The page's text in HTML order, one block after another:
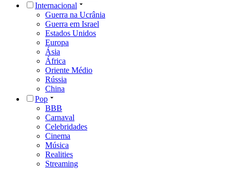
Internacional
Guerra na Ucrânia
Guerra em Israel
Estados Unidos
Europa
Ásia
África
Oriente Médio
Rússia
China
Pop
BBB
Carnaval
Celebridades
Cinema
Música
Realities
Streaming